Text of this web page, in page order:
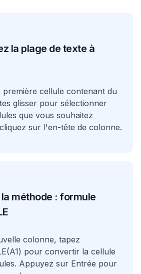
la plage de texte à
première cellule contenant du
glisser pour sélectionner
que vous souhaitez
sur l'en-tête de colonne.
méthode : formule
colonne, tapez
pour convertir la cellule
Appuyez sur Entrée pour